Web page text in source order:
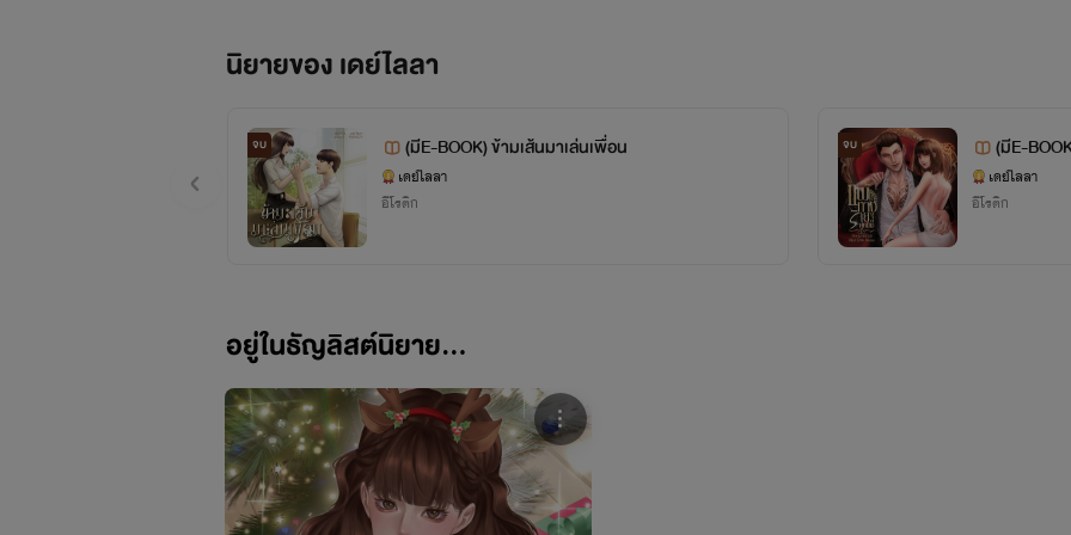
นิยายของ เดย์ไลลา
จบ (มีE-BOOK) ข้ามเส้นมาเล่นเพื่อน
เดย์ไลลา
อีโรติก
จบ (มีE-
เดย์ไลลา
อีโรติก
อยู่ในธัญลิสต์นิยาย...